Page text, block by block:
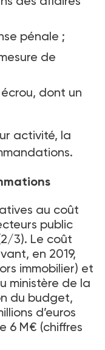
pénale ;
de
dont un
activité, la
au coût
public
3). Le coût
en 2019,
immobilier) et
ministère de la
du budget,
d’euros
6 M€ (chiffres